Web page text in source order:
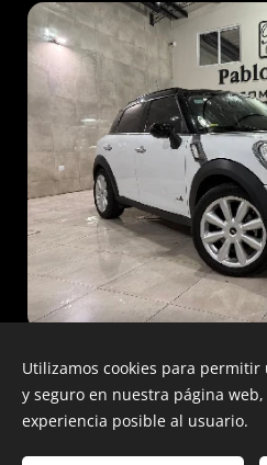
Utilizamos cookies para
y seguro en nuestra página
experiencia posible al usuario.